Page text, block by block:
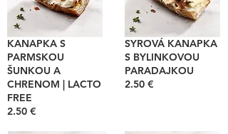
KANAPKA S
PARMSKOU
ŠUNKOU A
CHRENOM | LACTO
FREE
2.50 €
SYROVÁ KANAPKA
S BYLINKOVOU
PARADAJKOU
2.50 €